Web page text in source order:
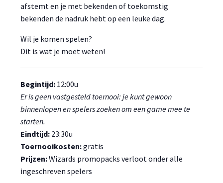
afstemt en je met bekenden of toekomstig
bekenden de nadruk hebt op een leuke dag.
Wil je komen spelen?
Dit is wat je moet weten!
Begintijd: 12:00u
Er is geen vastgesteld toernooi: je kunt gewoon
binnenlopen en spelers zoeken om een game mee te
starten.
Eindtijd: 23:30u
Toernooikosten:gratis
Prijzen:Wizards promopacks verloot onder alle
ingeschreven spelers